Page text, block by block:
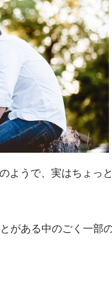
ようで、実はちょっ
がある中のごく一部